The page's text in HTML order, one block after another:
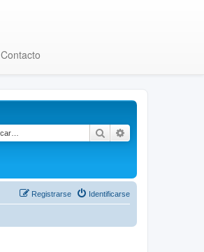
Contacto
Buscar
Identificarse
Registrarse